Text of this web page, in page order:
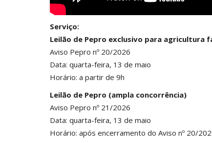
Serviço:
Leilão de Pepro exclusivo para agricultura
Aviso Pepro nº 20/2026
Data: quarta-feira, 13 de maio
Horário: a partir de 9h
Leilão de Pepro (ampla concorrência)
Aviso Pepro nº 21/2026
Data: quarta-feira, 13 de maio
Horário: após encerramento do Aviso nº 20/